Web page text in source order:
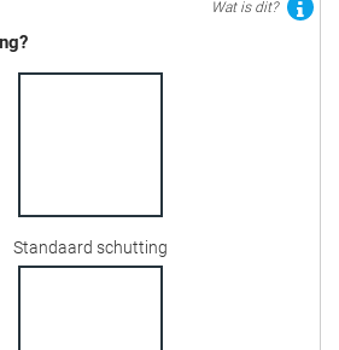
Wat is dit?
Standaard schutting